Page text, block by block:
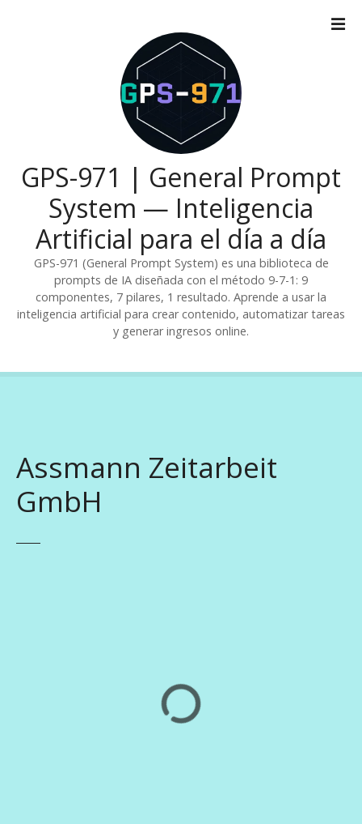
GPS-971 | General Prompt
System — Inteligencia
Artificial para el día a día
GPS-971 (General Prompt System) es una biblioteca de
prompts de IA diseñada con el método 9-7-1: 9
componentes, 7 pilares, 1 resultado. Aprende a usar la
inteligencia artificial para crear contenido, automatizar tareas
y generar ingresos online.
Assmann Zeitarbeit
GmbH